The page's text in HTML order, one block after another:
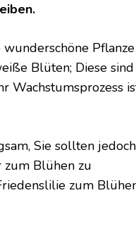
Blüten; Diese sind
Wachstumsprozess
Sie sollten jedoch
zum Blühen zu
zum